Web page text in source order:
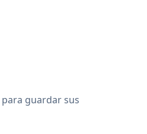
para guardar sus